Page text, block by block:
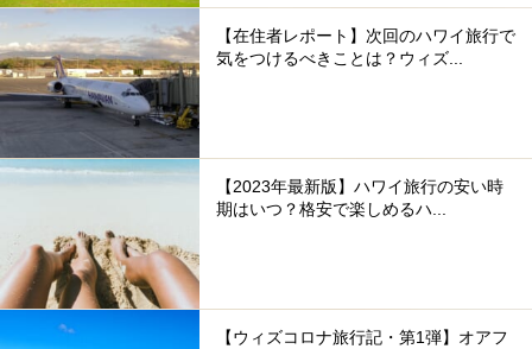
【在住者レポート】次回のハワイ旅行で
気をつけるべきことは？ウィズ...
【2023年最新版】ハワイ旅行の安い時
期はいつ？格安で楽しめるハ...
【ウィズコロナ旅行記・第1弾】オアフ